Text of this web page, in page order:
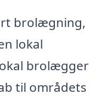
brolægning,
lokal
brolægger
til områdets